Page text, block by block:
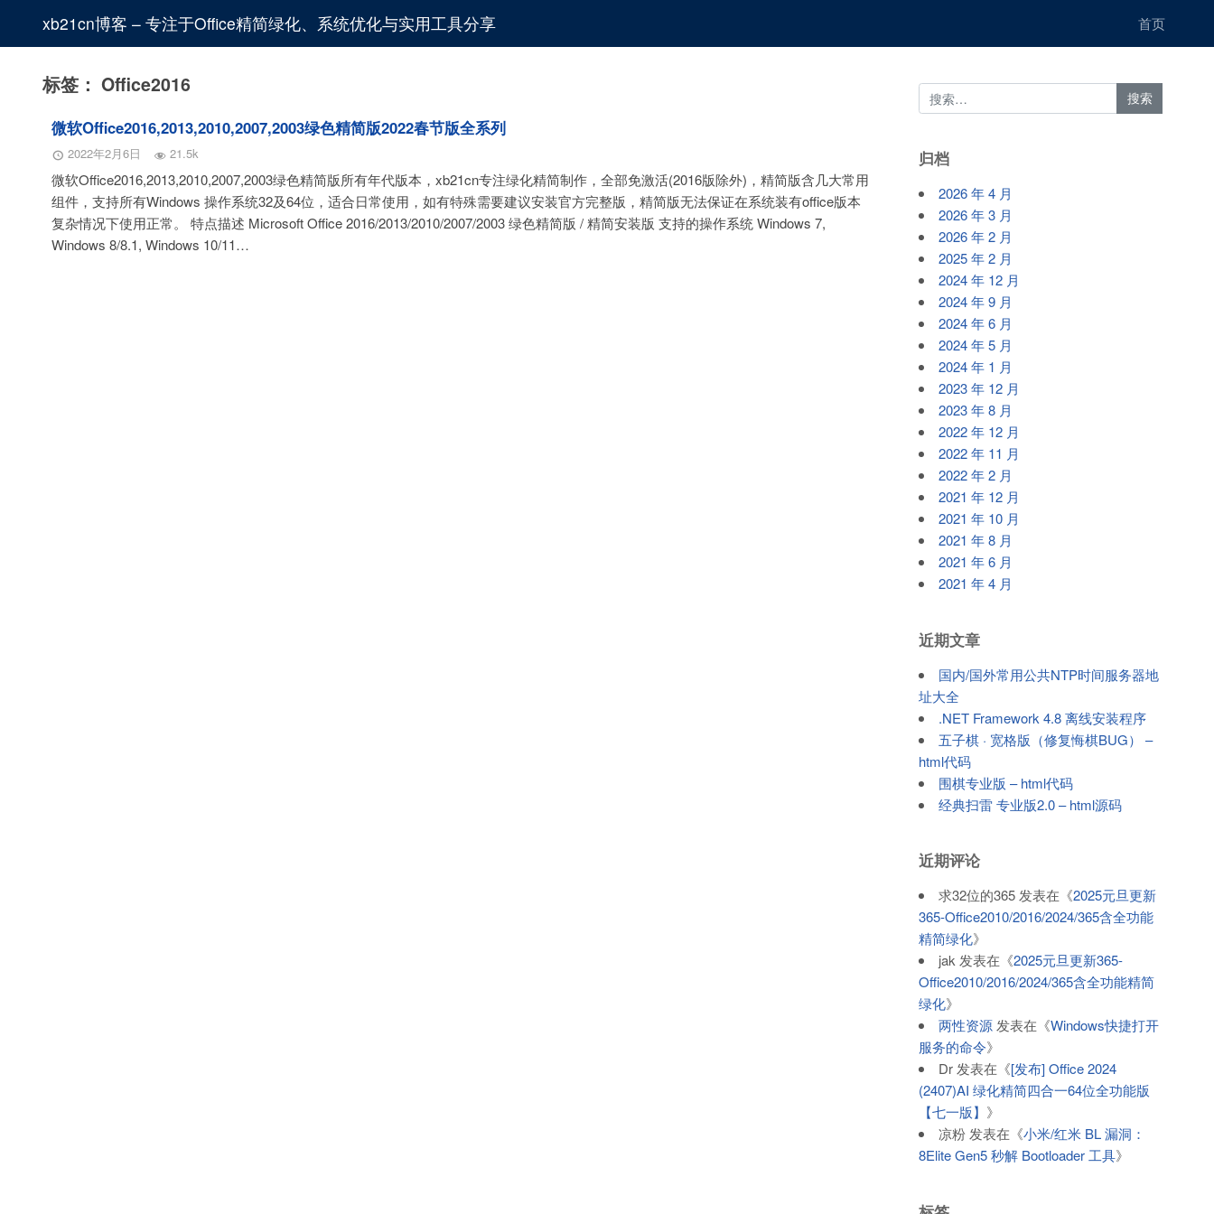
xb21cn博客 – 专注于Office精简绿化、系统优化与实用工具分享 首页
标签： Office2016
微软Office2016,2013,2010,2007,2003绿色精简版2022春节版全系列
2022年2月6日 21.5k
微软Office2016,2013,2010,2007,2003绿色精简版所有年代版本，xb21cn专注绿化精简制作，全部免激活(2016版除外)，精简版含几大常用
组件，支持所有Windows 操作系统32及64位，适合日常使用，如有特殊需要建议安装官方完整版，精简版无法保证在系统装有office版本
复杂情况下使用正常。 特点描述 Microsoft Office 2016/2013/2010/2007/2003 绿色精简版 / 精简安装版 支持的操作系统 Windows 7,
Windows 8/8.1, Windows 10/11…
归档
2026 年 4 月
2026 年 3 月
2026 年 2 月
2025 年 2 月
2024 年 12 月
2024 年 9 月
2024 年 6 月
2024 年 5 月
2024 年 1 月
2023 年 12 月
2023 年 8 月
2022 年 12 月
2022 年 11 月
2022 年 2 月
2021 年 12 月
2021 年 10 月
2021 年 8 月
2021 年 6 月
2021 年 4 月
近期文章
国内/国外常用公共NTP时间服务器地
址大全
.NET Framework 4.8 离线安装程序
五子棋 · 宽格版（修复悔棋BUG） –
html代码
围棋专业版 – html代码
经典扫雷 专业版2.0 – html源码
近期评论
求32位的365发表在《2025元旦更新
365-Office2010/2016/2024/365含全功能
精简绿化》
jak发表在《2025元旦更新365-
Office2010/2016/2024/365含全功能精简
绿化》
两性资源发表在《Windows快捷打开
服务的命令》
Dr发表在《[发布] Office 2024
(2407)AI 绿化精简四合一64位全功能版
【七一版】 》
凉粉发表在《小米/红米 BL 漏洞：
8Elite Gen5 秒解 Bootloader 工具》